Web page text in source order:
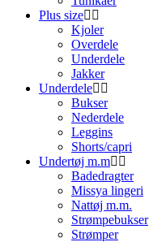
Plus size
Kjoler
Overdele
Underdele
Jakker
Underdele
Bukser
Nederdele
Leggins
Shorts/capri
Undertøj m.m
Badedragter
Missya lingeri
Nattøj m.m.
Strømpebukser
Strømper